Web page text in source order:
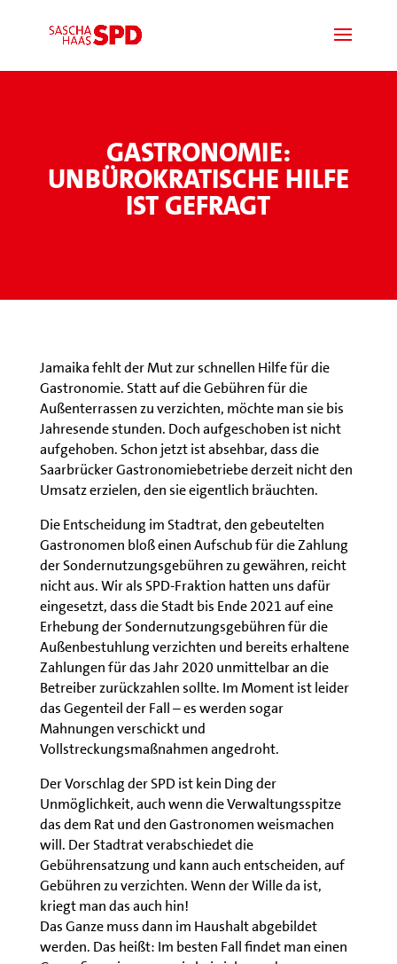
GASTRONOMIE:
UNBÜROKRATISCHE HILFE
IST GEFRAGT
Jamaika fehlt der Mut zur schnellen Hilfe für die
Gastronomie. Statt auf die Gebühren für die
Außenterrassen zu verzichten, möchte man sie bis
Jahresende stunden. Doch aufgeschoben ist nicht
aufgehoben. Schon jetzt ist absehbar, dass die
Saarbrücker Gastronomiebetriebe derzeit nicht den
Umsatz erzielen, den sie eigentlich bräuchten.
Die Entscheidung im Stadtrat, den gebeutelten
Gastronomen bloß einen Aufschub für die Zahlung
der Sondernutzungsgebühren zu gewähren, reicht
nicht aus. Wir als SPD-Fraktion hatten uns dafür
eingesetzt, dass die Stadt bis Ende 2021 auf eine
Erhebung der Sondernutzungsgebühren für die
Außenbestuhlung verzichten und bereits erhaltene
Zahlungen für das Jahr 2020 unmittelbar an die
Betreiber zurückzahlen sollte. Im Moment ist leider
das Gegenteil der Fall – es werden sogar
Mahnungen verschickt und
Vollstreckungsmaßnahmen angedroht.
Der Vorschlag der SPD ist kein Ding der
Unmöglichkeit, auch wenn die Verwaltungsspitze
das dem Rat und den Gastronomen weismachen
will. Der Stadtrat verabschiedet die
Gebührensatzung und kann auch entscheiden, auf
Gebühren zu verzichten. Wenn der Wille da ist,
kriegt man das auch hin!
Das Ganze muss dann im Haushalt abgebildet
werden. Das heißt: Im besten Fall findet man einen